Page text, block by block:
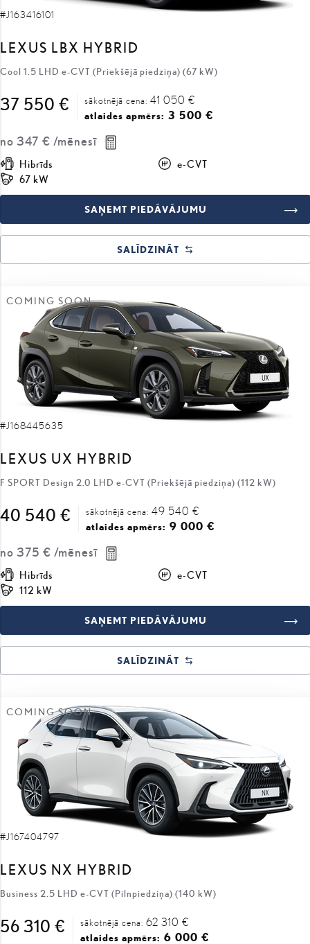
#J163416101
LEXUS LBX HYBRID
Cool 1.5 LHD e-CVT (Priekšējā piedziņa) (67 kW)
37 550 € sākotnējā cena: 41 050 €
atlaides apmērs: 3 500 €
no 347 € /mēnesī
Hibrīds
e-CVT
67 kW
SAŅEMT PIEDĀVĀJUMU
SALĪDZINĀT
COMING SOON
#J168445635
LEXUS UX HYBRID
F SPORT Design 2.0 LHD e-CVT (Priekšējā piedziņa) (112 kW)
40 540 € sākotnējā cena: 49 540 €
atlaides apmērs: 9 000 €
no 375 € /mēnesī
Hibrīds
e-CVT
112 kW
SAŅEMT PIEDĀVĀJUMU
SALĪDZINĀT
COMING SOON
#J167404797
LEXUS NX HYBRID
Business 2.5 LHD e-CVT (Pilnpiedziņa) (140 kW)
56 310 € sākotnējā cena: 62 310 €
atlaides apmērs: 6 000 €